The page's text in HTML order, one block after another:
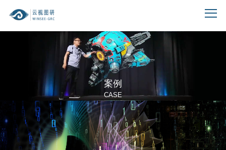
案例
CASE